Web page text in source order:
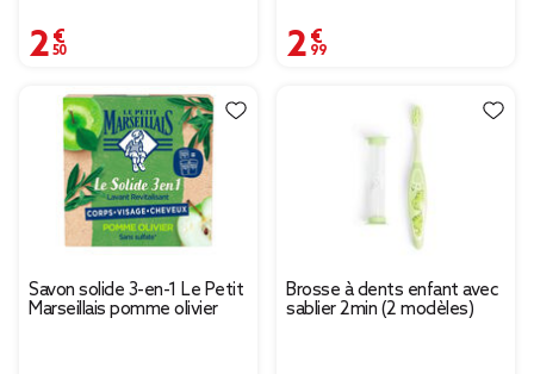
2,50 € 2,99 €
Savon solide 3-en-1 Le Petit
Marseillais pomme olivier
Brosse à dents enfant avec
sablier 2min (2 modèles)